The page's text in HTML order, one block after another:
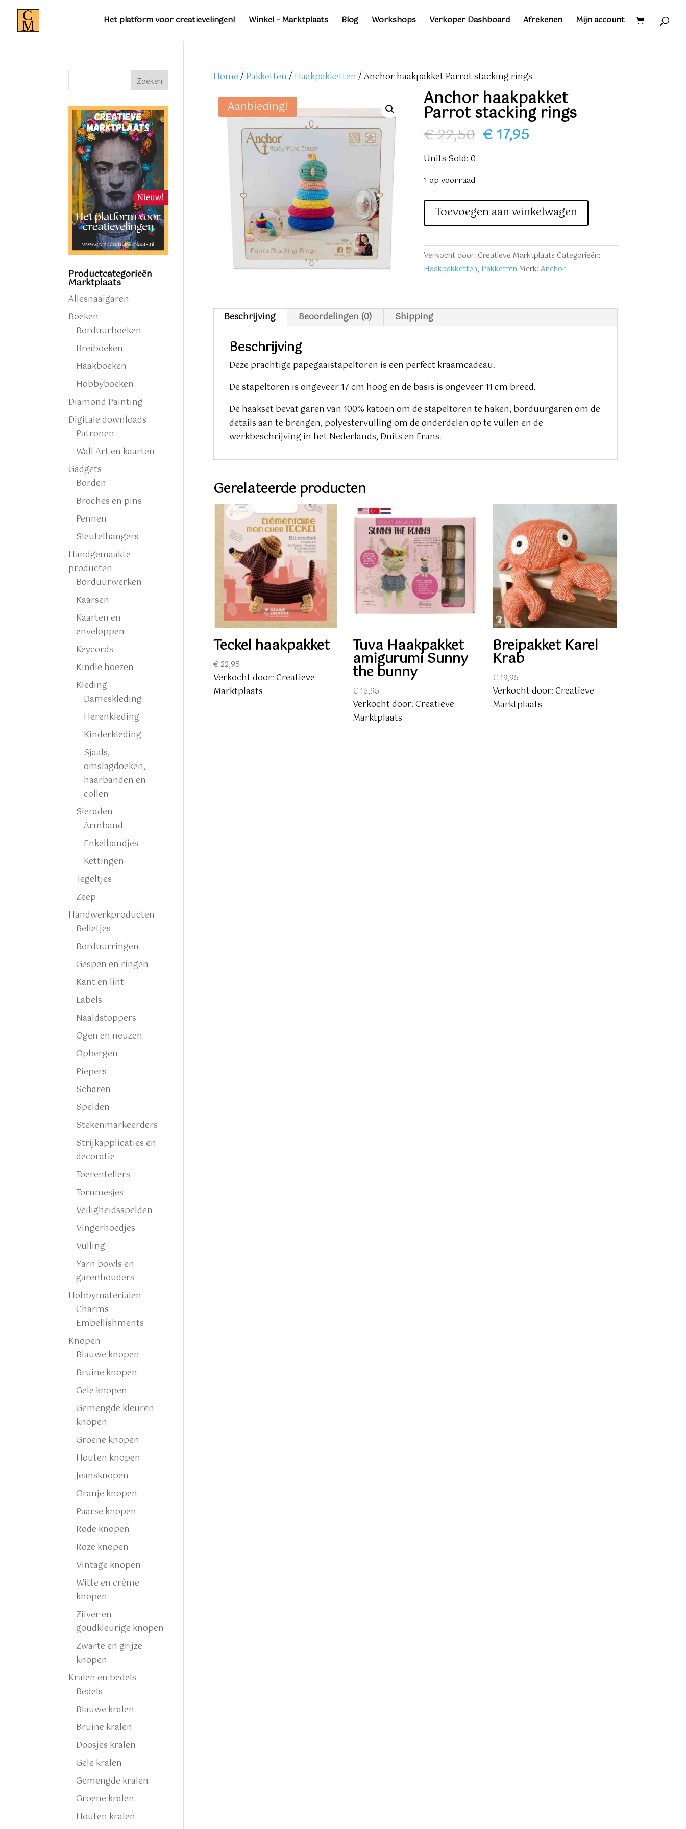
Het platform voor creatievelingen! Winkel – Marktplaats Blog Workshops Verkoper Dashboard Afrekenen Mijn account
Home/Pakketten /Haakpakketten / Anchor haakpakket Parrot stacking rings
Aanbieding! Anchor haakpakket
Parrot stacking rings
€22,50 Oorspronkelijke
prijs
€17,95Huidige
Units Sold: 0
1 op voorraad
Anchor
stacking
rings
aantal
Toevoegen aan winkelwagen
Verkocht door: Creatieve Marktplaats Categorieën:
Haakpakketten, Pakketten Merk:Anchor
Beschrijving Beoordelingen (0) Shipping
Beschrijving
Deze prachtige papegaaistapeltoren is een perfect kraamcadeau.
De stapeltoren is ongeveer 17 cm hoog en de basis is ongeveer 11 cm breed.
De haakset bevat garen van 100% katoen om de stapeltoren te haken, borduurgaren om de
details aan te brengen, polyestervulling om de onderdelen op te vullen en de
werkbeschrijving in het Nederlands, Duits en Frans.
Gerelateerde producten
Teckel haakpakket
€22,95
Verkocht door: Creatieve
Marktplaats
Tuva Haakpakket
amigurumi Sunny
the bunny
€ 16,95
Verkocht door: Creatieve
Marktplaats
Breipakket Karel
Krab
€19,95
Verkocht door: Creatieve
Marktplaats
Zoeken
Productcategorieën
Marktplaats
Allesnaaigaren
Boeken
Borduurboeken
Breiboeken
Haakboeken
Hobbyboeken
Diamond Painting
Digitale downloads
Patronen
Wall Art en kaarten
Gadgets
Borden
Broches en pins
Pennen
Sleutelhangers
Handgemaakte
producten
Borduurwerken
Kaarsen
Kaarten en
enveloppen
Keycords
Kindle hoezen
Kleding
Dameskleding
Herenkleding
Kinderkleding
Sjaals,
omslagdoeken,
haarbanden en
collen
Sieraden
Armband
Enkelbandjes
Kettingen
Tegeltjes
Zeep
Handwerkproducten
Belletjes
Borduurringen
Gespen en ringen
Kant en lint
Labels
Naaldstoppers
Ogen en neuzen
Opbergen
Piepers
Scharen
Spelden
Stekenmarkeerders
Strijkapplicaties en
decoratie
Toerentellers
Tornmesjes
Veiligheidsspelden
Vingerhoedjes
Vulling
Yarn bowls en
garenhouders
Hobbymaterialen
Charms
Embellishments
Knopen
Blauwe knopen
Bruine knopen
Gele knopen
Gemengde kleuren
knopen
Groene knopen
Houten knopen
Jeansknopen
Oranje knopen
Paarse knopen
Rode knopen
Roze knopen
Vintage knopen
Witte en crème
knopen
Zilver en
goudkleurige knopen
Zwarte en grijze
knopen
Kralen en bedels
Bedels
Blauwe kralen
Bruine kralen
Doosjes kralen
Gele kralen
Gemengde kralen
Groene kralen
Houten kralen